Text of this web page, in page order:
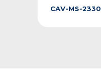
CAV-MS-2330